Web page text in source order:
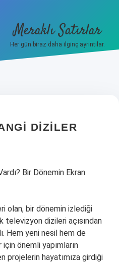
Meraklı Satırlar
Her gün biraz daha ilginç ayrıntılar.
DIZILER
Bir Dönemin Ekran
olan, bir dönemin izlediği
televizyon dizileri açısından
Hem yeni nesil hem de
önemli yapımların
projelerin hayatımıza girdiği